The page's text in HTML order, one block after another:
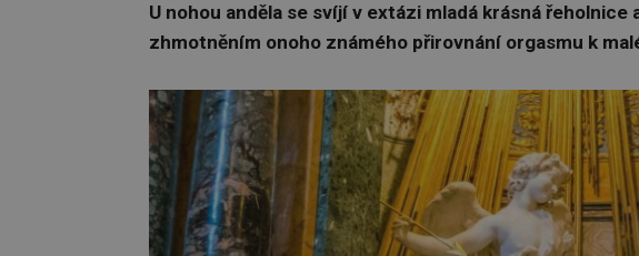
U nohou anděla se svíjí v extázi mladá krásná řeholnice
zhmotněním onoho známého přirovnání orgasmu k